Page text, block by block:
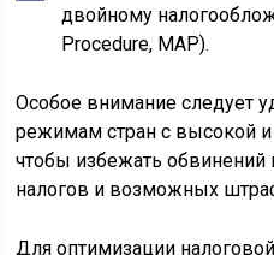
двойному
Procedure, MAP).
Особое внимание следует
режимам стран с высокой и
чтобы избежать обвинений
налогов и возможных
Для оптимизации